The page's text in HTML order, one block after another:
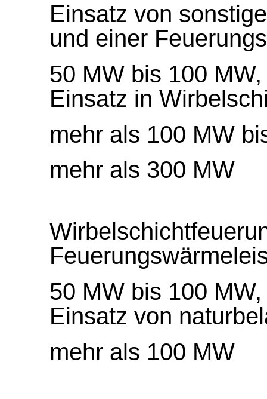
Einsatz von
und einer
50 MW bis 100
Einsatz in
mehr als 100 MW
mehr als 300 MW
50 MW bis 100
Einsatz von
mehr als 100 MW